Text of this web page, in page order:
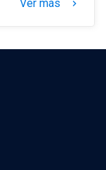
Ver más keyboard_arrow_right